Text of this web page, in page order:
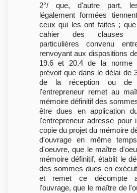
2°/ que, d'autre part,
légalement formées
ceux qui les ont faites ;
cahier des clauses
particulières convenu
renvoyant aux dispositions
19.6 et 20.4 de la norme
prévoit que dans le délai de
de la réception ou de
l'entrepreneur remet au
mémoire définitif des
être dues en application
l'entrepreneur adresse pour
copie du projet du mémoire
d'ouvrage en même
d'oeuvre, que le maître
mémoire définitif, établit le
des sommes dues en
et remet ce décompte
l'ouvrage, que le maître de